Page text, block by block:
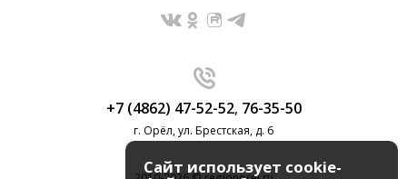
+7 (4862) 47-52-52, 76-35-50
г. Орёл, ул. Брестская, д. 6
Сайт использует cookie-